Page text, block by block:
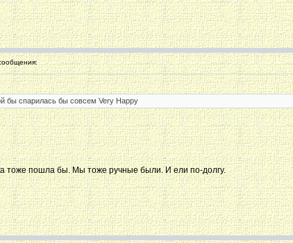
бы спарилась бы совсем Very Happy
тоже пошла бы. Мы тоже ручные были. И ели по-долгу.